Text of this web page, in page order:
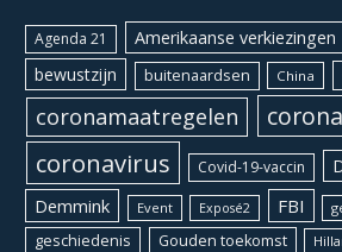
Agenda 21 Amerikaanse verkiezingen
bewustzijn buitenaardsen China
coronamaatregelen
coronavirus Covid-19-vaccin
Demmink Event Exposé2 FBI
geschiedenis Gouden toekomst